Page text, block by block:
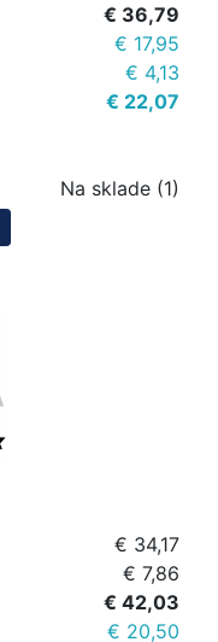
€ 36,79
€ 17,95
€ 4,13
€ 22,07
Na sklade (1)
€ 34,17
€ 7,86
€ 42,03
€ 20,50